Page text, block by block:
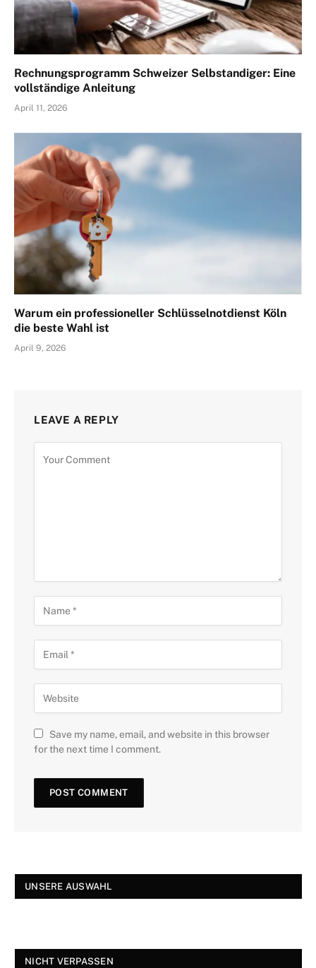
Rechnungsprogramm Schweizer Selbstandiger: Eine
vollständige Anleitung
April 11, 2026
Warum ein professioneller Schlüsselnotdienst Köln
die beste Wahl ist
April 9, 2026
LEAVE A REPLY
Save my name, email, and website in this browser
for the next time I comment.
UNSERE AUSWAHL
NICHT VERPASSEN